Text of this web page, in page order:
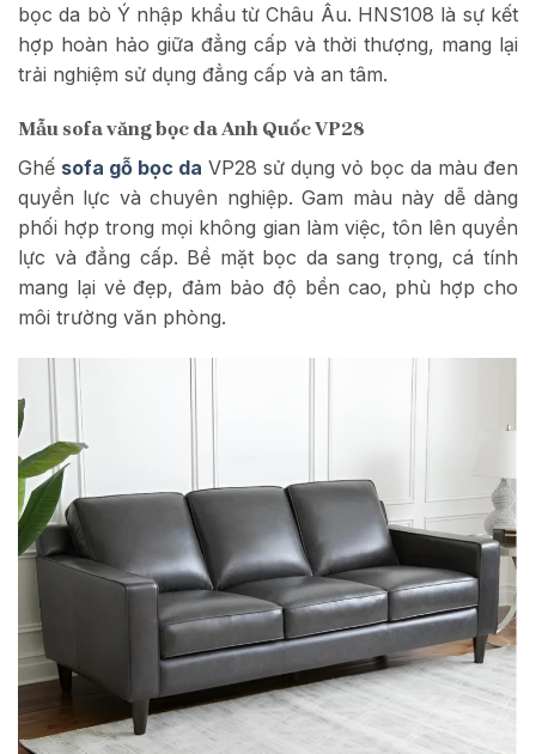
bọc da bò Ý nhập khẩu từ Châu Âu. HNS108 là sự kết
hợp hoàn hảo giữa đẳng cấp và thời thượng, mang lại
trải nghiệm sử dụng đẳng cấp và an tâm.
Mẫu sofa văng bọc da Anh Quốc VP28
Ghế sofa gỗ bọc da VP28 sử dụng vỏ bọc da màu đen
quyền lực và chuyên nghiệp. Gam màu này dễ dàng
phối hợp trong mọi không gian làm việc, tôn lên quyền
lực và đẳng cấp. Bề mặt bọc da sang trọng, cá tính
mang lại vẻ đẹp, đảm bảo độ bền cao, phù hợp cho
môi trường văn phòng.